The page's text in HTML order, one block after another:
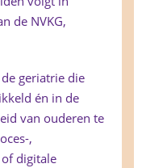
de NVKG,
geriatrie die
én in de
van ouderen te
,
digitale